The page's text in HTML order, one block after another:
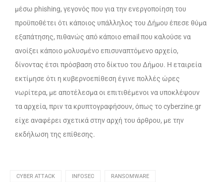
μέσω phishing, γεγονός που για την ενεργοποίηση του
προϋποθέτει ότι κάποιος υπάλληλος του Δήμου έπεσε θύμα
εξαπάτησης, πιθανώς από κάποιο email που καλούσε να
ανοίξει κάποιο μολυσμένο επισυναπτόμενο αρχείο,
δίνοντας έτσι πρόσβαση στο δίκτυο του Δήμου. Η εταιρεία
εκτίμησε ότι η κυβερνοεπίθεση έγινε πολλές ώρες
νωρίτερα, με αποτέλεσμα οι επιτιθέμενοι να υποκλέψουν
τα αρχεία, πριν τα κρυπτογραφήσουν, όπως το cyberzine.gr
είχε αναφέρει σχετικά στην αρχή του άρθρου, με την
εκδήλωση της επίθεσης.
CYBER ATTACK INFOSEC RANSOMWARE